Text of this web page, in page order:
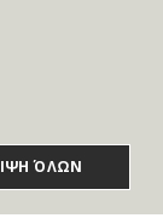
τα
ΌΛΩΝ